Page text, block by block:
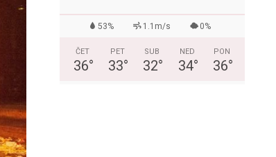
53% 1.1m/s 0%
ČET
36°
PET
33°
SUB
32°
NED
34°
PON
36°